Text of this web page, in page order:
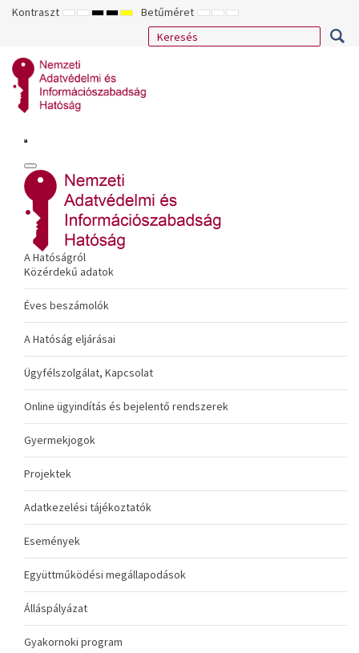
Kontraszt ALAPÉRTELMEZETT
ÉJSZAKAI
NAGY
KONTRASZTÚ
NAGY
KONTRASZTÚ
NAGY
KONTRASZTÚ
SÁRGA
FEKETE
Betűméret KISEBB
BETŰTÍPUS
ALAPÉRTELMEZETT
BETŰMÉRET
NAGYOBB
BETŰMÉRET
A Hatóságról
Közérdekű adatok
Éves beszámolók
A Hatóság eljárásai
Ügyfélszolgálat, Kapcsolat
Online ügyindítás és bejelentő rendszerek
Gyermekjogok
Projektek
Adatkezelési tájékoztatók
Események
Együttműködési megállapodások
Álláspályázat
Gyakornoki program